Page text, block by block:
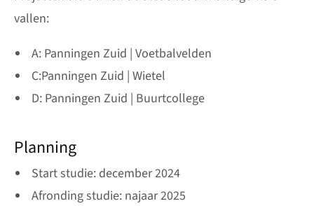
vallen:
A: Panningen Zuid | Voetbalvelden
C:Panningen Zuid | Wietel
D: Panningen Zuid | Buurtcollege
Planning
Start studie: december 2024
Afronding studie: najaar 2025